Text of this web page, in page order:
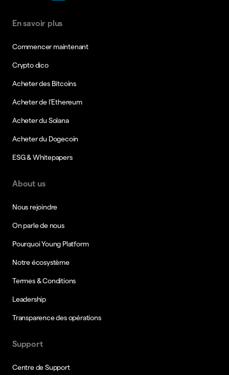
En savoir plus
Commencer maintenant
Crypto dico
Acheter des Bitcoins
Acheter de l’Ethereum
Acheter du Solana
Acheter du Dogecoin
ESG & Whitepapers
About us
Nous rejoindre
On parle de nous
Pourquoi Young Platform
Notre écosystème
Termes & Conditions
Leadership
Transparence des opérations
Support
Centre de Support